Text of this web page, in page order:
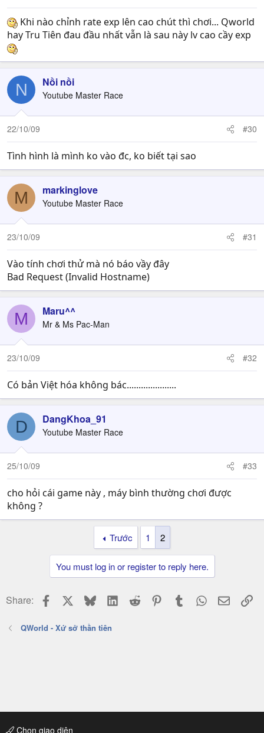
Khi nào chỉnh rate exp lên cao chút thì chơi... Qworld
hay Tru Tiên đau đầu nhất vẫn là sau này lv cao cầy exp
N Nồi nồi
Youtube Master Race
22/10/09 #30
Tình hình là mình ko vào đc, ko biết tại sao
M markinglove
Youtube Master Race
23/10/09 #31
Vào tính chơi thử mà nó báo vầy đây
Bad Request (Invalid Hostname)
M Maru^^
Mr & Ms Pac-Man
23/10/09 #32
Có bản Việt hóa không bác.....................
D DangKhoa_91
Youtube Master Race
25/10/09 #33
cho hỏi cái game này , máy bình thường chơi được
không ?
Trước 1 2
You must log in or register to reply here.
Share: Facebook BlueskyLinkedIn
Reddit PinterestTumblr WhatsApp
Email
QWorld - Xứ sở thần tiên
Chọn giao diện